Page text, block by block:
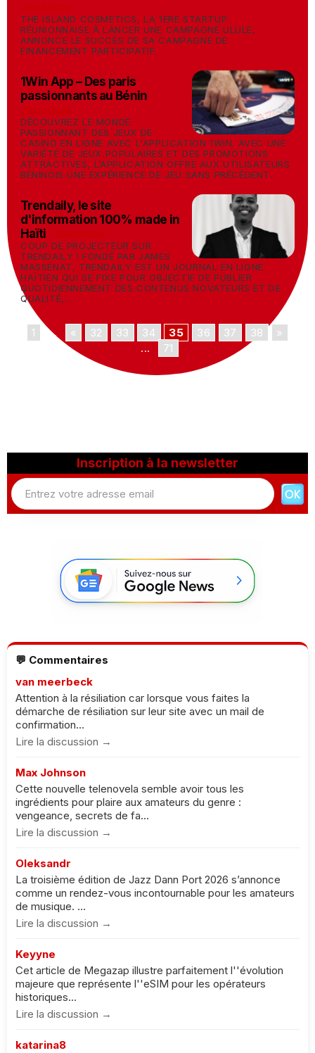
THE ISLAND COSMETICS, LA 1ÈRE STARTUP
RÉUNIONNAISE À LANCER UNE CAMPAGNE ULULE,
ANNONCE LE SUCCÈS DE SA CAMPAGNE DE
FINANCEMENT PARTICIPATIF.
1Win App – Des paris
passionnants au Bénin
DÉCOUVREZ LE MONDE
PASSIONNANT DES JEUX DE
CASINO EN LIGNE AVEC L'APPLICATION 1WIN. AVEC UNE
VARIÉTÉ DE JEUX POPULAIRES ET DES PROMOTIONS
ATTRACTIVES, L’APPLICATION OFFRE AUX UTILISATEURS
BÉNINOIS UNE EXPÉRIENCE DE JEU SANS PRÉCÉDENT.
Trendaily, le site
d'information 100% made in
Haïti
COUP DE PROJECTEUR SUR
TRENDAILY ! FONDÉ PAR JAMES
MASSÉNAT, TRENDAILY EST UN JOURNAL EN LIGNE
HAÏTIEN QUI SE FIXE POUR OBJECTIF DE PUBLIER
QUOTIDIENNEMENT DES CONTENUS NOVATEURS ET DE
QUALITÉ,...
1 ... « 32 33 34 35 36 37 38
»
...
71
Inscription à la newsletter
💬 Commentaires
van meerbeck
Attention à la résiliation car lorsque vous faites la
démarche de résiliation sur leur site avec un mail de
confirmation...
Lire la discussion →
Max Johnson
Cette nouvelle telenovela semble avoir tous les
ingrédients pour plaire aux amateurs du genre :
vengeance, secrets de fa...
Lire la discussion →
Oleksandr
La troisième édition de Jazz Dann Port 2026 s’annonce
comme un rendez-vous incontournable pour les amateurs
de musique. ...
Lire la discussion →
Keyyne
Cet article de Megazap illustre parfaitement l''évolution
majeure que représente l''eSIM pour les opérateurs
historiques...
Lire la discussion →
katarina8